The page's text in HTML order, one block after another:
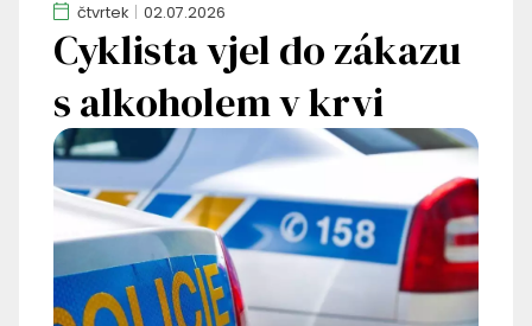
čtvrtek 02.07.2026
Cyklista vjel do zákazu
s alkoholem v krvi